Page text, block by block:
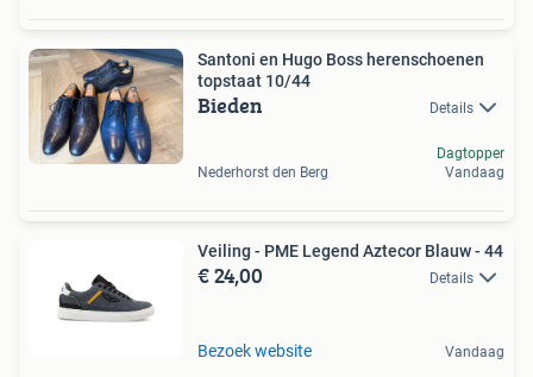
Santoni en Hugo Boss herenschoenen
topstaat 10/44
Bieden Details
Nederhorst den Berg
Dagtopper
Vandaag
Veiling - PME Legend Aztecor Blauw - 44
€ 24,00 Details
Bezoek website Vandaag